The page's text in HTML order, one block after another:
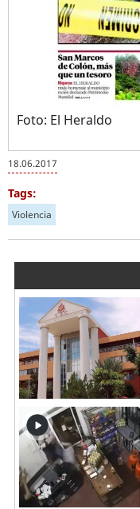
Foto: El Heraldo
18.06.2017
Tags:
Violencia